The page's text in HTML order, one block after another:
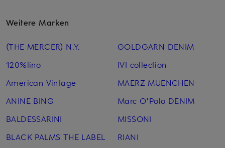
Weitere Marken
(THE MERCER) N.Y.
120%lino
American Vintage
ANINE BING
BALDESSARINI
BLACK PALMS THE LABEL
GOLDGARN DENIM
IVI collection
MAERZ MUENCHEN
Marc O'Polo DENIM
MISSONI
RIANI